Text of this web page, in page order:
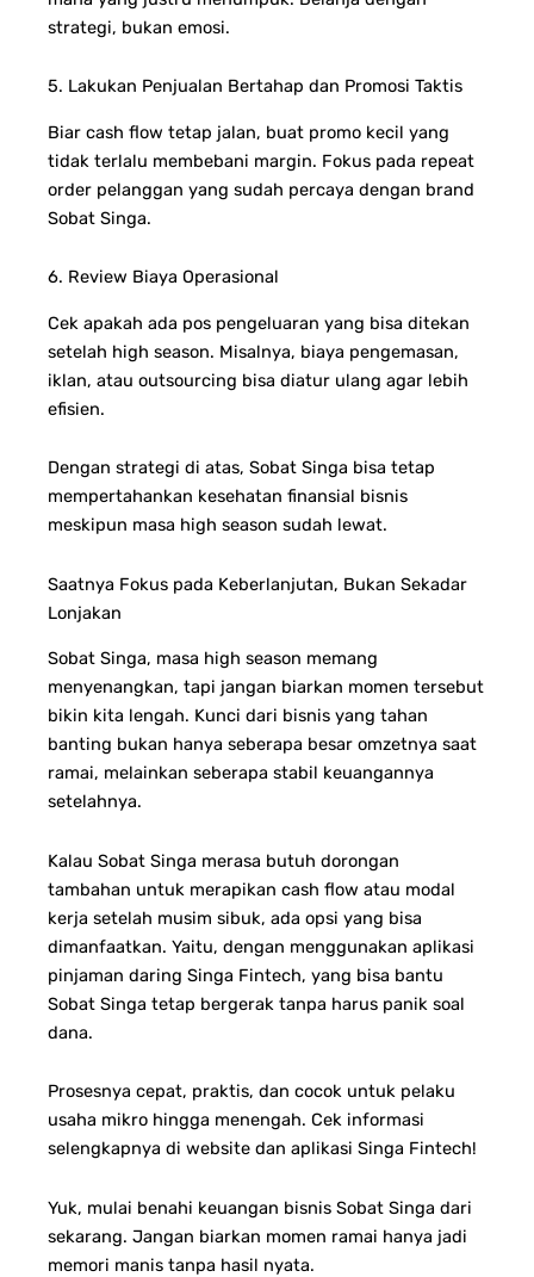
strategi, bukan emosi.
5. Lakukan Penjualan Bertahap dan Promosi Taktis
Biar cash flow tetap jalan, buat promo kecil yang
tidak terlalu membebani margin. Fokus pada repeat
order pelanggan yang sudah percaya dengan brand
Sobat Singa.
6. Review Biaya Operasional
Cek apakah ada pos pengeluaran yang bisa ditekan
setelah high season. Misalnya, biaya pengemasan,
iklan, atau outsourcing bisa diatur ulang agar lebih
efisien.
Dengan strategi di atas, Sobat Singa bisa tetap
mempertahankan kesehatan finansial bisnis
meskipun masa high season sudah lewat.
Saatnya Fokus pada Keberlanjutan, Bukan Sekadar
Lonjakan
Sobat Singa, masa high season memang
menyenangkan, tapi jangan biarkan momen tersebut
bikin kita lengah. Kunci dari bisnis yang tahan
banting bukan hanya seberapa besar omzetnya saat
ramai, melainkan seberapa stabil keuangannya
setelahnya.
Kalau Sobat Singa merasa butuh dorongan
tambahan untuk merapikan cash flow atau modal
kerja setelah musim sibuk, ada opsi yang bisa
dimanfaatkan. Yaitu, dengan menggunakan aplikasi
pinjaman daring Singa Fintech, yang bisa bantu
Sobat Singa tetap bergerak tanpa harus panik soal
dana.
Prosesnya cepat, praktis, dan cocok untuk pelaku
usaha mikro hingga menengah. Cek informasi
selengkapnya di website dan aplikasi Singa Fintech!
Yuk, mulai benahi keuangan bisnis Sobat Singa dari
sekarang. Jangan biarkan momen ramai hanya jadi
memori manis tanpa hasil nyata.